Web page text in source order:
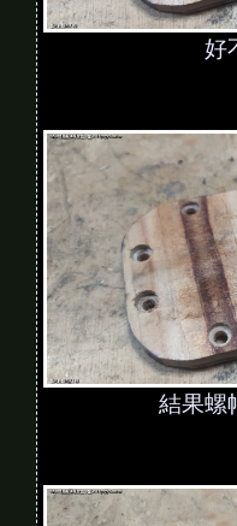
好
結果螺